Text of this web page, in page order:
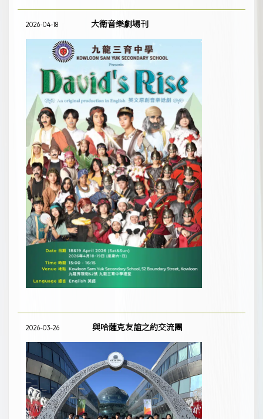
2026-04-18 大衛音樂劇場刊
2026-03-26 與哈薩克友誼之約交流團